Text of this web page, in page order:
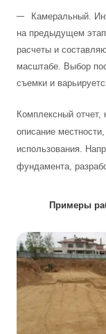
Камеральный.
на предыдущем
расчеты и
масштабе. Выбор
съемки и
Комплексный отчет,
описание
использования.
фундамента,
Примеры